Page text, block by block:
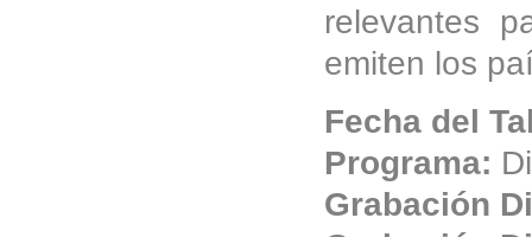
relevantes
emiten los
Fecha del
Programa:
Grabación